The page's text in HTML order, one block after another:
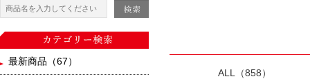
最新商品（67）
ALL（858）